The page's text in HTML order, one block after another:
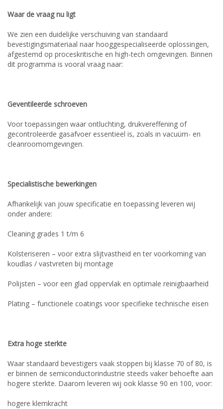
Waar de vraag nu ligt
We zien een duidelijke verschuiving van standaard
bevestigingsmateriaal naar hooggespecialiseerde oplossingen,
afgestemd op proceskritische en high-tech omgevingen. Binnen
dit programma is vooral vraag naar:
Geventileerde schroeven
Voor toepassingen waar ontluchting, drukvereffening of
gecontroleerde gasafvoer essentieel is, zoals in vacuüm- en
cleanroomomgevingen.
Specialistische bewerkingen
Afhankelijk van jouw specificatie en toepassing leveren wij
onder andere:
Cleaning grades 1 t/m 6
Kolsteriseren – voor extra slijtvastheid en ter voorkoming van
koudlas / vastvreten bij montage
Polijsten – voor een glad oppervlak en optimale reinigbaarheid
Plating – functionele coatings voor specifieke technische eisen
Extra hoge sterkte
Waar standaard bevestigers vaak stoppen bij klasse 70 of 80, is
er binnen de semiconductorindustrie steeds vaker behoefte aan
hogere sterkte. Daarom leveren wij ook klasse 90 en 100, voor:
hogere klemkracht